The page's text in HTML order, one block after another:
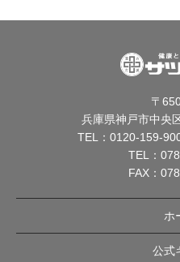
〒
兵庫県神戸市中央
TEL： 0120-159-
TEL：
FAX：
ホ
公式